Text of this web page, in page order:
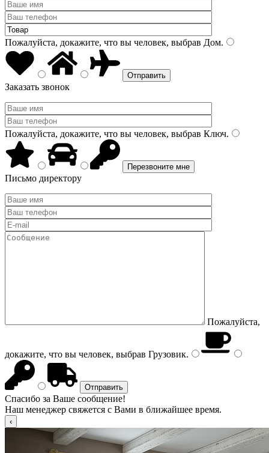
Пожалуйста, докажите, что вы человек, выбрав Дом.
Заказать звонок
Пожалуйста, докажите, что вы человек, выбрав Ключ.
Письмо директору
Пожалуйста,
докажите, что вы человек, выбрав Грузовик.
Спасибо за Ваше сообщение!
Наш менеджер свяжется с Вами в ближайшее время.